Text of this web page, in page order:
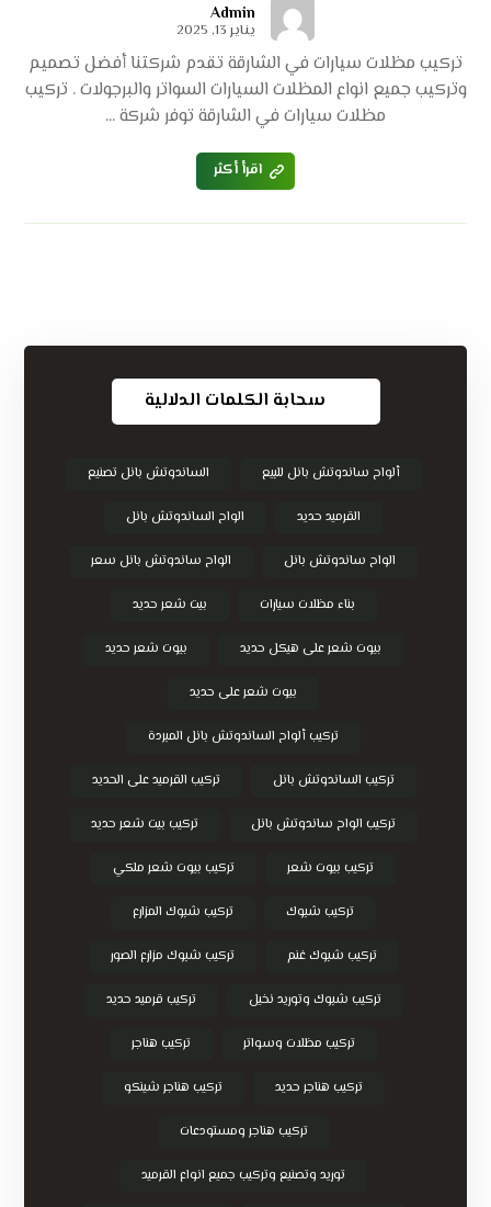
Admin
يناير 13, 2025
تركيب مظلات سيارات في الشارقة تقدم شركتنا أفضل تصميم
وتركيب جميع انواع المظلات السيارات السواتر والبرجولات . تركيب
مظلات سيارات في الشارقة توفر شركة ...
اقرأ أكثر
سحابة الكلمات الدلالية
ألواح ساندوتش بانل للبيع الساندوتش بانل تصنيع
القرميد حديد الواح الساندوتش بانل
الواح ساندوتش بانل الواح ساندوتش بانل سعر
بناء مظلات سيارات بيت شعر حديد
بيوت شعر على هيكل حديد بيوت شعر حديد
بيوت شعر على حديد
تركيب ألواح الساندوتش بانل المبردة
تركيب الساندوتش بانل تركيب القرميد على الحديد
تركيب الواح ساندوتش بانل تركيب بيت شعر حديد
تركيب بيوت شعر تركيب بيوت شعر ملكي
تركيب شبوك تركيب شبوك المزارع
تركيب شبوك غنم تركيب شبوك مزارع الصور
تركيب شبوك وتوريد نخيل تركيب قرميد حديد
تركيب مظلات وسواتر تركيب هناجر
تركيب هناجر حديد تركيب هناجر شينكو
تركيب هناجر ومستودعات
توريد وتصنيع وتركيب جميع انواع القرميد